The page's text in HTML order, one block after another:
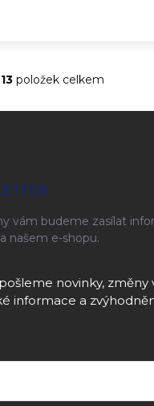
Ovládací
13položek celkem
vám budeme zasílat
našem e-shopu.
novinky, změny
informace a